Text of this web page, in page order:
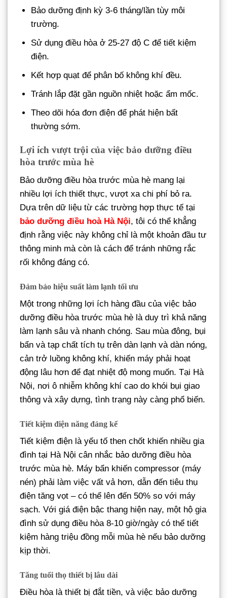
Bảo dưỡng định kỳ 3-6 tháng/lần tùy môi
trường.
Sử dụng điều hòa ở 25-27 độ C để tiết kiệm
điện.
Kết hợp quạt để phân bố không khí đều.
Tránh lắp đặt gần nguồn nhiệt hoặc ẩm mốc.
Theo dõi hóa đơn điện để phát hiện bất
thường sớm.
Lợi ích vượt trội của việc bảo dưỡng điều
hòa trước mùa hè
Bảo dưỡng điều hòa trước mùa hè mang lại
nhiều lợi ích thiết thực, vượt xa chi phí bỏ ra.
Dựa trên dữ liệu từ các trường hợp thực tế tại
bảo dưỡng điều hoà Hà Nội, tôi có thể khẳng
định rằng việc này không chỉ là một khoản đầu tư
thông minh mà còn là cách để tránh những rắc
rối không đáng có.
Đảm bảo hiệu suất làm lạnh tối ưu
Một trong những lợi ích hàng đầu của việc bảo
dưỡng điều hòa trước mùa hè là duy trì khả năng
làm lạnh sâu và nhanh chóng. Sau mùa đông, bụi
bẩn và tạp chất tích tụ trên dàn lạnh và dàn nóng,
cản trở luồng không khí, khiến máy phải hoạt
động lâu hơn để đạt nhiệt độ mong muốn. Tại Hà
Nội, nơi ô nhiễm không khí cao do khói bụi giao
thông và xây dựng, tình trạng này càng phổ biến.
Tiết kiệm điện năng đáng kể
Tiết kiệm điện là yếu tố then chốt khiến nhiều gia
đình tại Hà Nội cân nhắc bảo dưỡng điều hòa
trước mùa hè. Máy bẩn khiến compressor (máy
nén) phải làm việc vất vả hơn, dẫn đến tiêu thụ
điện tăng vọt – có thể lên đến 50% so với máy
sạch. Với giá điện bậc thang hiện nay, một hộ gia
đình sử dụng điều hòa 8-10 giờ/ngày có thể tiết
kiệm hàng triệu đồng mỗi mùa hè nếu bảo dưỡng
kịp thời.
Tăng tuổi thọ thiết bị lâu dài
Điều hòa là thiết bị đắt tiền, và việc bảo dưỡng